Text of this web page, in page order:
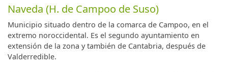
Naveda (H. de Campoo de Suso)
Municipio situado dentro de la comarca de Campoo, en el
extremo noroccidental. Es el segundo ayuntamiento en
extensión de la zona y también de Cantabria, después de
Valderredible.